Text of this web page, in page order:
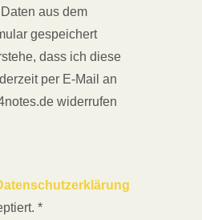
aus dem
gespeichert
dass ich diese
per E-Mail an
widerrufen
*